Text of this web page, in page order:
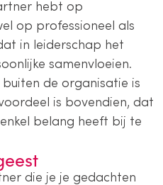
hebt op
op professioneel als
in leiderschap het
samenvloeien.
de organisatie is
is bovendien, dat
belang heeft bij te
die je je gedachten